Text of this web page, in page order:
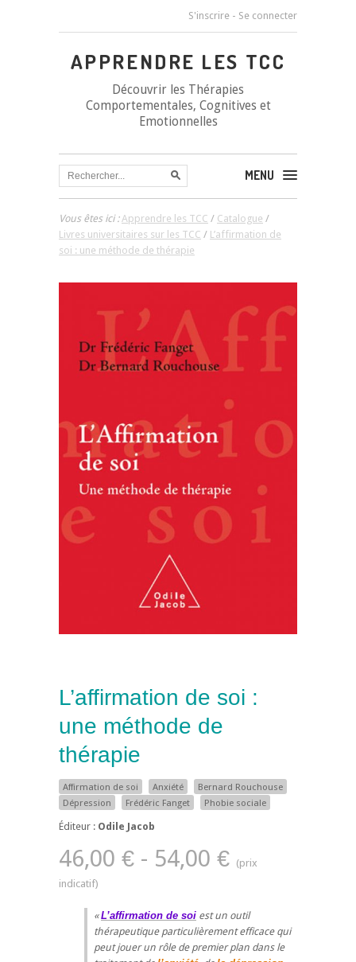
S'inscrire - Se connecter
APPRENDRE LES TCC
Découvrir les Thérapies
Comportementales, Cognitives et
Emotionnelles
MENU
Vous êtes ici :Apprendre les TCC / Catalogue /
Livres universitaires sur les TCC / L’affirmation de
soi : une méthode de thérapie
L’affirmation de soi :
une méthode de
thérapie
Affirmation de soi Anxiété
Bernard Rouchouse
Dépression
Frédéric Fanget Phobie sociale
Éditeur : Odile Jacob
46,00 € - 54,00 €
L’affirmation de soi est un outil
thérapeutique particulièrement efficace qui
peut jouer un rôle de premier plan dans le